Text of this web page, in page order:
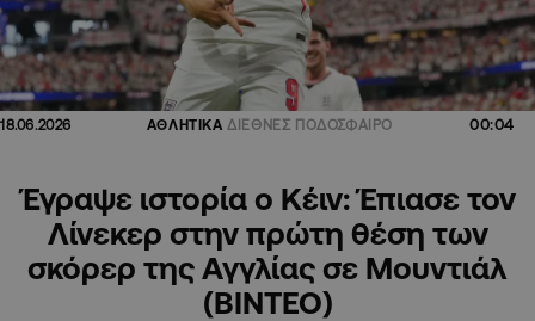
18.06.2026 ΑΘΛΗΤΙΚΑ ΔΙΕΘΝΕΣ ΠΟΔΟΣΦΑΙΡΟ 00:04
Έγραψε ιστορία ο Κέιν: Έπιασε τον
Λίνεκερ στην πρώτη θέση των
σκόρερ της Αγγλίας σε Μουντιάλ
(ΒΙΝΤΕΟ)